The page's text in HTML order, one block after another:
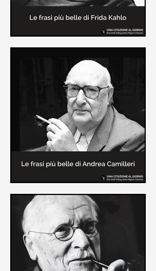
In questa pagina sono raccolte le
frasi più belle di Frida Kahlo
sull'amore e sulla vita.
Le frasi più belle di Andrea
Camilleri
In questa sezione sono raccolte le
frasi più belle di Andrea Camilleri, il
creatore dei libri sulle vicende del
Commissario Montalbano